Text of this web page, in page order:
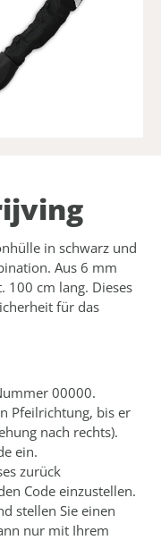
in schwarz und
Aus 6 mm
100 cm lang. Dieses
für das
00000.
Pfeilrichtung, bis er
nach rechts).
ein.
zurück
Code einzustellen.
stellen Sie einen
nur mit Ihrem